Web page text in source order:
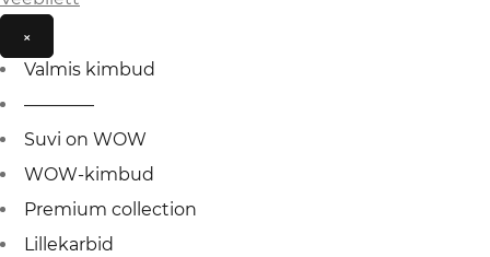
×
Valmis kimbud
————
Suvi on WOW
WOW-kimbud
Premium collection
Lillekarbid